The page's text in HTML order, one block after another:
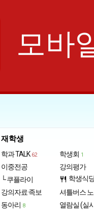
모바
재학생
학과 TALK 62
이중전공
└ 쿠플라이
강의자료·족보
동아리 8
학생회 1
강의평가
restaurant 학생식
셔틀버스
열람실 (실